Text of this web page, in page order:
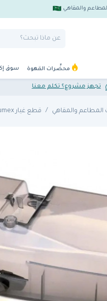
والمقاهي
محضِّرات القهوة سوق
تجهز مشروع؟ تكلم معنا
والمقاهي قطع غيار Zumex